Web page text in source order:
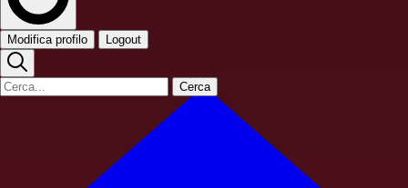
Modifica profilo Logout
Cerca